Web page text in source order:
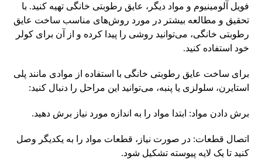
فویل آلومینیوم و مواد دیگر، عایق رطوبتی خانگی تهیه کنید. با
تحقیق و مطالعه بیشتر در مورد روش‌های مناسب ساخت عایق
رطوبتی خانگی، می‌توانید روشی را پیدا کرده و از آن برای کولر
خود استفاده کنید.
برای ساخت عایق رطوبتی خانگی با استفاده از موادی مانند پلی
استایرن، سلولزی یا پنبه، می‌توانید این مراحل را دنبال کنید:
برش دادن مواد: ابتدا مواد را به اندازه مورد نیاز برش دهید.
اتصال قطعات: در صورت نیاز، قطعات مواد را به یکدیگر وصل
کنید تا یک لایه پیوسته تشکیل شود.